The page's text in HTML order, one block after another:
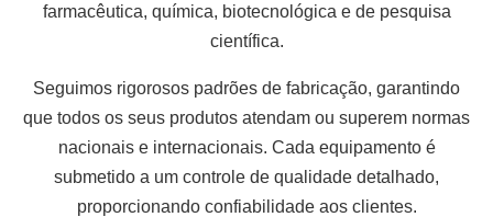
farmacêutica, química, biotecnológica e de pesquisa
científica.
Seguimos rigorosos padrões de fabricação, garantindo
que todos os seus produtos atendam ou superem normas
nacionais e internacionais. Cada equipamento é
submetido a um controle de qualidade detalhado,
proporcionando confiabilidade aos clientes.